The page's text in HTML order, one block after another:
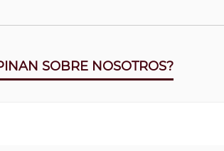
SOBRE NOSOTROS?